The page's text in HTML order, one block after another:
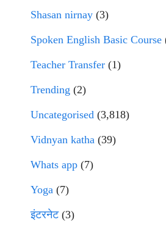
Shasan nirnay (3)
Spoken English Basic Course
Teacher Transfer (1)
Trending (2)
Uncategorised (3,818)
Vidnyan katha (39)
Whats app (7)
Yoga (7)
इंटरनेट(3)